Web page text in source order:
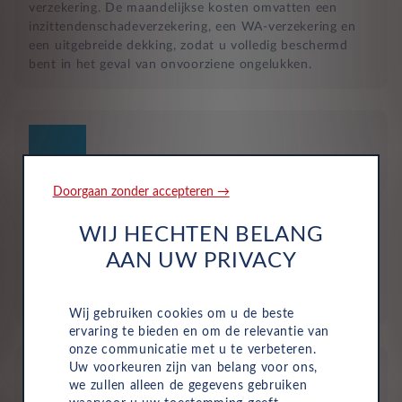
verzekering. De maandelijkse kosten omvatten een
inzittendenschadeverzekering, een WA-verzekering en
een uitgebreide dekking, zodat u volledig beschermd
bent in het geval van onvoorziene ongelukken.
Bij zakelijke lease is de leasemaatschappij eigenaar van
de auto en betaalt u een vast maandbedrag. Hierdoor
Doorgaan zonder accepteren →
WIJ HECHTEN BELANG
AAN UW PRIVACY
Wij gebruiken cookies om u de beste
ervaring te bieden en om de relevantie van
onze communicatie met u te verbeteren.
Uw voorkeuren zijn van belang voor ons,
we zullen alleen de gegevens gebruiken